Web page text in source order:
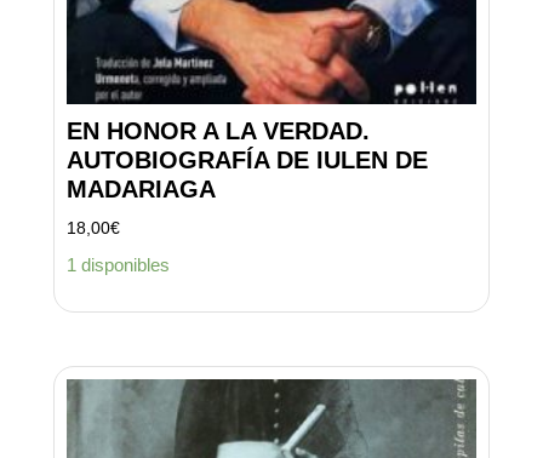
EN HONOR A LA VERDAD.
AUTOBIOGRAFÍA DE IULEN DE
MADARIAGA
18,00€
1 disponibles